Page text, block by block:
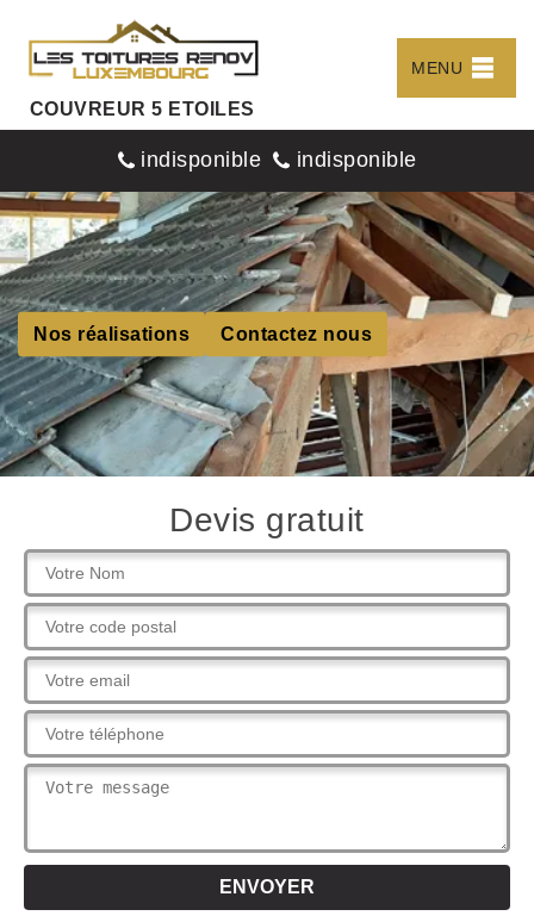
COUVREUR 5 ETOILES
MENU
indisponible indisponible
Nos réalisations Contactez nous
Devis gratuit